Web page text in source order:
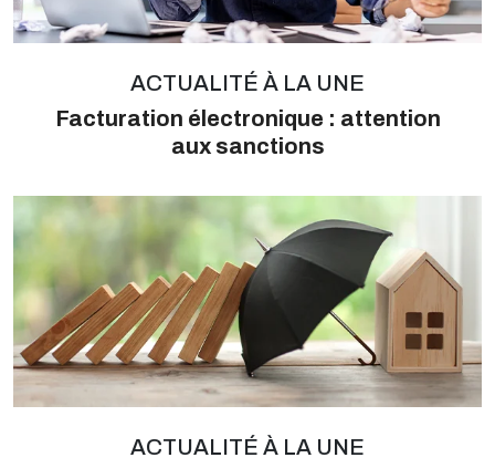
ACTUALITÉ À LA UNE
Facturation électronique : attention
aux sanctions
ACTUALITÉ À LA UNE